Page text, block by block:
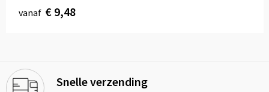
vanaf € 9,48
Snelle verzending